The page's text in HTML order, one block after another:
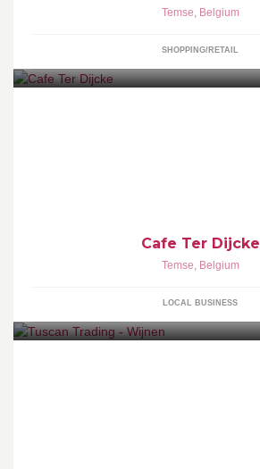
Temse, Belgium
SHOPPING/RETAIL
Cafe Ter Dijcke
Temse, Belgium
LOCAL BUSINESS